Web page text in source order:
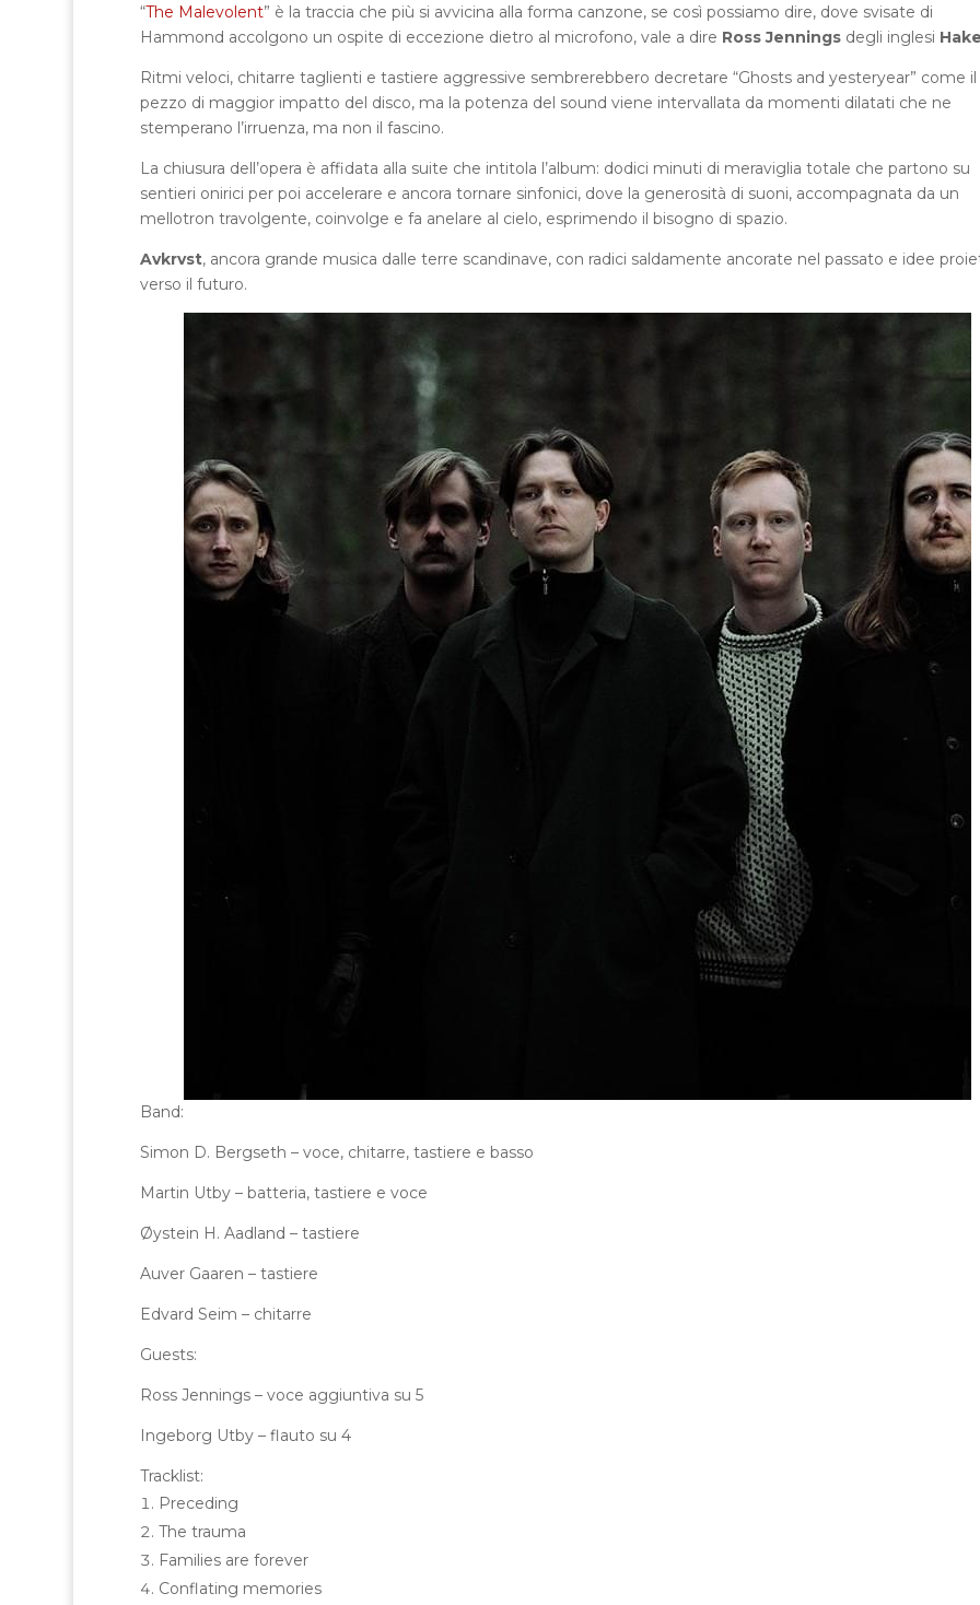
“The Malevolent” è la traccia che più si avvicina alla forma canzone, se così possiamo dire, dove svisate di
Hammond accolgono un ospite di eccezione dietro al microfono, vale a dire Ross Jenningsdegli inglesi
Ritmi veloci, chitarre taglienti e tastiere aggressive sembrerebbero decretare “Ghosts and yesteryear” come il
pezzo di maggior impatto del disco, ma la potenza del sound viene intervallata da momenti dilatati che ne
stemperano l’irruenza, ma non il fascino.
La chiusura dell’opera è affidata alla suite che intitola l’album: dodici minuti di meraviglia totale che partono su
sentieri onirici per poi accelerare e ancora tornare sinfonici, dove la generosità di suoni, accompagnata da un
mellotron travolgente, coinvolge e fa anelare al cielo, esprimendo il bisogno di spazio.
Avkrvst, ancora grande musica dalle terre scandinave, con radici saldamente ancorate nel passato e idee
verso il futuro.
Band:
Simon D. Bergseth – voce, chitarre, tastiere e basso
Martin Utby – batteria, tastiere e voce
Øystein H. Aadland – tastiere
Auver Gaaren – tastiere
Edvard Seim – chitarre
Guests:
Ross Jennings – voce aggiuntiva su 5
Ingeborg Utby – flauto su 4
Tracklist:
Preceding
The trauma
Families are forever
Conflating memories